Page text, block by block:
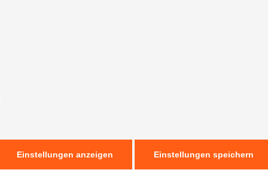
Einstellungen anzeigen Einstellungen speichern